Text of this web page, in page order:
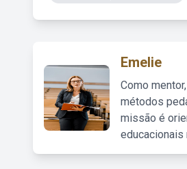
Emelie
Como
métodos
missão é
educacionais